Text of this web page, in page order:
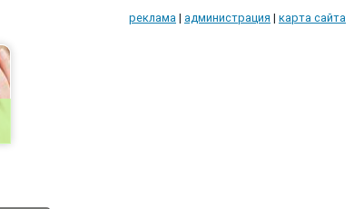
реклама | администрация | карта сайта